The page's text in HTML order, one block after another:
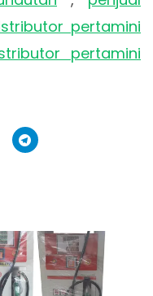
pertamini
pertamini